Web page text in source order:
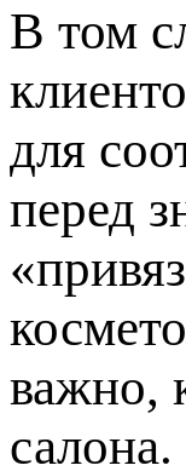
В том
для
перед
важно,